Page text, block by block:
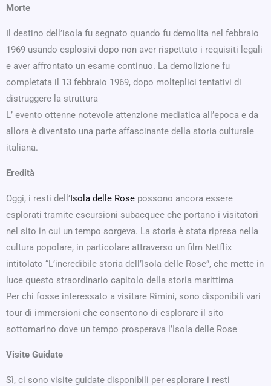
Morte
Il destino dell’isola fu segnato quando fu demolita nel febbraio
1969 usando esplosivi dopo non aver rispettato i requisiti legali
e aver affrontato un esame continuo. La demolizione fu
completata il 13 febbraio 1969, dopo molteplici tentativi di
distruggere la struttura
L’ evento ottenne notevole attenzione mediatica all’epoca e da
allora è diventato una parte affascinante della storia culturale
italiana.
Eredità
Oggi, i resti dell’Isola delle Rose possono ancora essere
esplorati tramite escursioni subacquee che portano i visitatori
nel sito in cui un tempo sorgeva. La storia è stata ripresa nella
cultura popolare, in particolare attraverso un film Netflix
intitolato “L’incredibile storia dell’Isola delle Rose”, che mette in
luce questo straordinario capitolo della storia marittima
Per chi fosse interessato a visitare Rimini, sono disponibili vari
tour di immersioni che consentono di esplorare il sito
sottomarino dove un tempo prosperava l’Isola delle Rose
Visite Guidate
Sì, ci sono visite guidate disponibili per esplorare i resti